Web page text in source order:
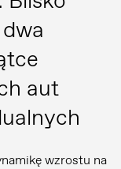
aut
wzrostu na